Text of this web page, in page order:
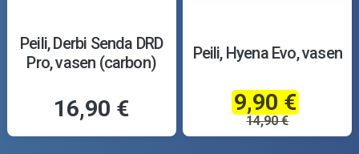
Peili, Derbi Senda DRD
Pro, vasen (carbon)
16,90 €
Peili, Hyena Evo, vasen
9,90 €
14,90 €